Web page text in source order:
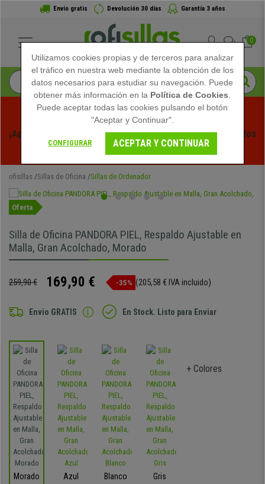
Envío gratis Devolución 30 días Garantía 3 años
0
¡Aprovecha las Rebajas de Verano en Ofisillas! Descuentos
Exclusivos por Tiempo Limitado - Ver Promo
ofisillas Sillas de Oficina Sillas de Ordenador
Oferta
Silla de Oficina PANDORA PIEL, Respaldo Ajustable en
Malla, Gran Acolchado, Morado
259,90 € 169,90 € -35% (205,58 € IVA incluido)
Envio GRATIS En Stock. Listo para Enviar
Morado Azul Blanco Gris
+ Colores
Utilizamos cookies propias y de terceros para analizar
el tráfico en nuestra web mediante la obtención de los
datos necesarios para estudiar su navegación. Puede
obtener más información en la Política de Cookies
Puede aceptar todas las cookies pulsando el botón
"Aceptar y Continuar".
CONFIGURAR ACEPTAR Y CONTINUAR